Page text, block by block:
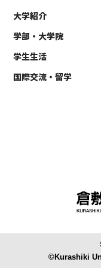
大学紹介
学部・大学院
学生生活
国際交流・留学
©Kurashiki